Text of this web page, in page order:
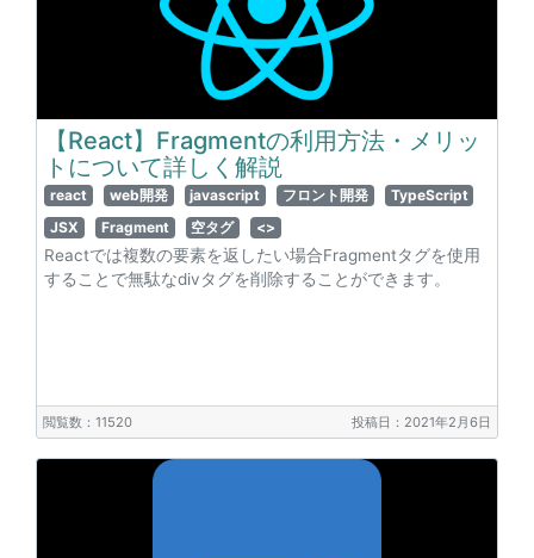
【React】Fragmentの利用方法・メリッ
トについて詳しく解説
react web開発 javascript フロント開発
TypeScript
JSX
Fragment 空タグ <>
Reactでは複数の要素を返したい場合Fragmentタグを使用
することで無駄なdivタグを削除することができます。
閲覧数：11520 投稿日：2021年2月6日